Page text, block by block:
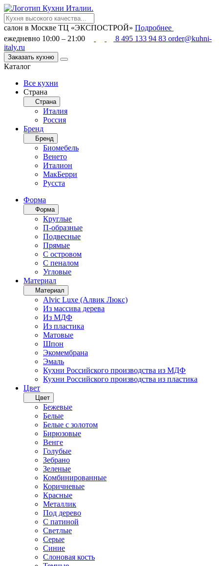
салон в Москве ТЦ «ЭКСПОСТРОЙ» Подробнее
ежедневно 10:00 – 21:00
8 495 133 94 83 order@kuhni-
italy.ru
Заказать кухню
Каталог
Все кухни
Страна
Страна
Италия
Россия
Бренд
Бренд
Биомебель
Венето
Италион
МакБерри
Русста
Форма
Форма
Круглые
П-образные
Подвесные
Прямые
С островом
С пеналом
Угловые
Материал
Материал
Alvic Luxe (Алвик Люкс)
Из массива дерева
Из МДФ
Из пластика
Матовые
Шпон
Экомембрана
Эмаль
Кухни Российского производства из МДФ
Кухни Российского производства из пластика
Цвет
Цвет
Бежевые
Белые
Белые с золотом
Бирюзовые
Венге
Голубые
Зебрано
Зеленые
Комбинированные
Коричневые
Красные
Металлик
Под дерево
С патиной
Светлые
Серые
Синие
Слоновая кость